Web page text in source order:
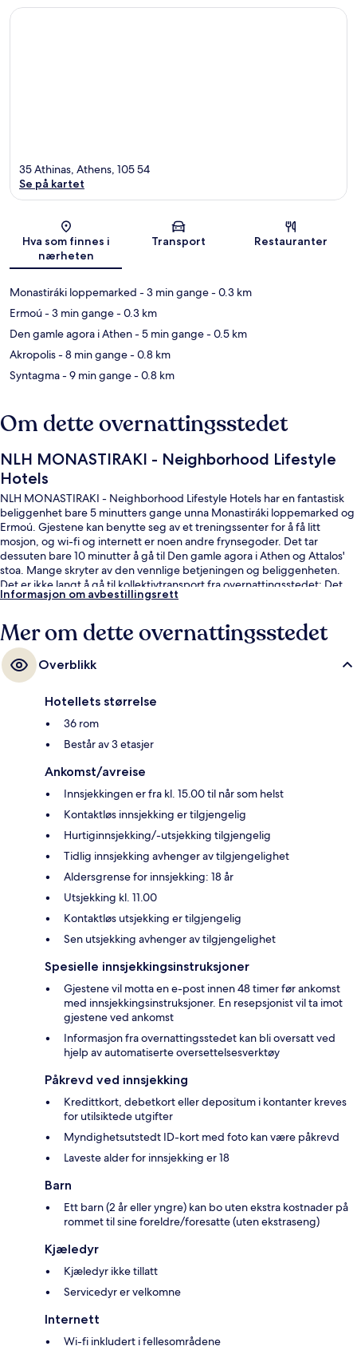
Kart
35 Athinas, Athens, 105 54
Se på kartet
Hva som finnes i
nærheten
Transport Restauranter
Monastiráki loppemarked - 3 min gange- 0.3 km
Ermoú- 3 min gange- 0.3 km
Den gamle agora i Athen- 5 min gange- 0.5 km
Akropolis- 8 min gange- 0.8 km
Syntagma- 9 min gange- 0.8 km
Om dette overnattingsstedet
NLH MONASTIRAKI - Neighborhood Lifestyle
Hotels
NLH MONASTIRAKI - Neighborhood Lifestyle Hotels har en fantastisk
beliggenhet bare 5 minutters gange unna Monastiráki loppemarked og
Ermoú. Gjestene kan benytte seg av et treningssenter for å få litt
mosjon, og wi-fi og internett er noen andre frynsegoder. Det tar
dessuten bare 10 minutter å gå til Den gamle agora i Athen og Attalos'
stoa. Mange skryter av den vennlige betjeningen og beliggenheten.
Det er ikke langt å gå til kollektivtransport fra overnattingsstedet: Det
tar 4 minutter å gå til Monastiraki stasjon og 8 minutter å gå til Omonoia
Informasjon om avbestillingsrett
Mer om dette overnattingsstedet
Overblikk
Hotellets størrelse
36 rom
Består av 3 etasjer
Ankomst/avreise
Innsjekkingen er fra kl. 15.00 til når som helst
Kontaktløs innsjekking er tilgjengelig
Hurtiginnsjekking/-utsjekking tilgjengelig
Tidlig innsjekking avhenger av tilgjengelighet
Aldersgrense for innsjekking: 18 år
Utsjekking kl. 11.00
Kontaktløs utsjekking er tilgjengelig
Sen utsjekking avhenger av tilgjengelighet
Spesielle innsjekkingsinstruksjoner
Gjestene vil motta en e-post innen 48 timer før ankomst
med innsjekkingsinstruksjoner. En resepsjonist vil ta imot
gjestene ved ankomst
Informasjon fra overnattingsstedet kan bli oversatt ved
hjelp av automatiserte oversettelsesverktøy
Påkrevd ved innsjekking
Kredittkort, debetkort eller depositum i kontanter kreves
for utilsiktede utgifter
Myndighetsutstedt ID-kort med foto kan være påkrevd
Laveste alder for innsjekking er 18
Barn
Ett barn (2 år eller yngre) kan bo uten ekstra kostnader på
rommet til sine foreldre/foresatte (uten ekstraseng)
Kjæledyr
Kjæledyr ikke tillatt
Servicedyr er velkomne
Internett
Wi-fi inkludert i fellesområdene